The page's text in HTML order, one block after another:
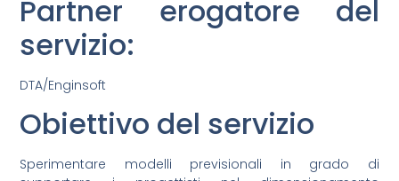
Partner erogatore del
servizio:
DTA/Enginsoft
Obiettivo del servizio
Sperimentare modelli previsionali in grado di